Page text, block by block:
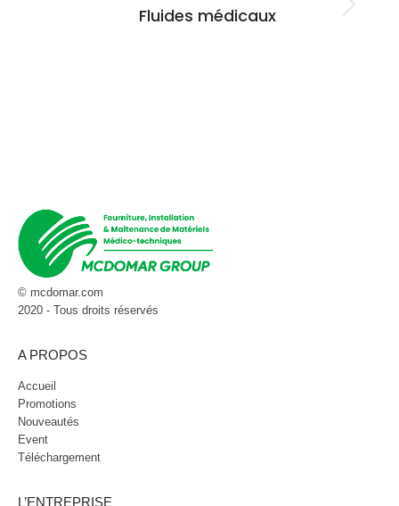
Projets
Fluides médicaux
© mcdomar.com
2020 - Tous droits réservés
A PROPOS
Accueil
Promotions
Nouveautés
Event
Téléchargement
L’ENTREPRISE